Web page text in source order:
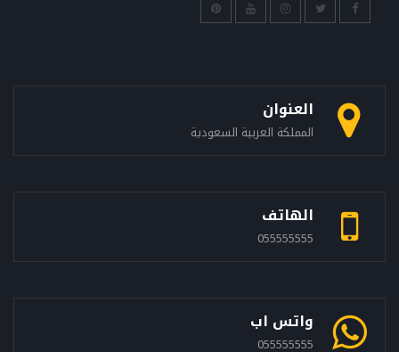
العنوان
المملكة العربية السعودية
الهاتف
055555555
واتس اب
055555555